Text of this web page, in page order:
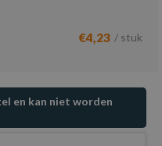
€4,23 / stuk
en kan niet worden